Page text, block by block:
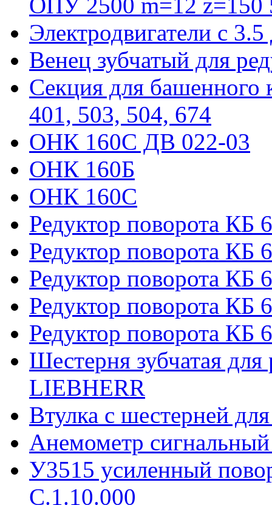
Электродвигатели с
Венец зубчатый для
Секция для башенного
401, 503, 504, 674
ОНК 160С ДВ 022-03
ОНК 160Б
ОНК 160С
Редуктор поворота КБ
Редуктор поворота КБ
Редуктор поворота КБ
Редуктор поворота КБ
Редуктор поворота КБ
Шестерня зубчатая
LIEBHERR
Втулка с шестерней
Анемометр
У3515 усиленный
С.1.10.000